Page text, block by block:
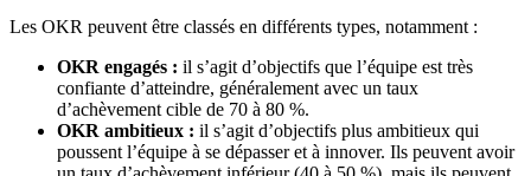
Les OKR peuvent être classés en différents types, notamment :
OKR engagés : il s’agit d’objectifs que l’équipe est très
confiante d’atteindre, généralement avec un taux
d’achèvement cible de 70 à 80 %.
OKR ambitieux : il s’agit d’objectifs plus ambitieux qui
poussent l’équipe à se dépasser et à innover. Ils peuvent avoir